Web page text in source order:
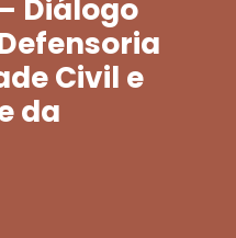
Diálogo
Civil e
da